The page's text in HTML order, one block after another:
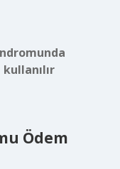
Ödem